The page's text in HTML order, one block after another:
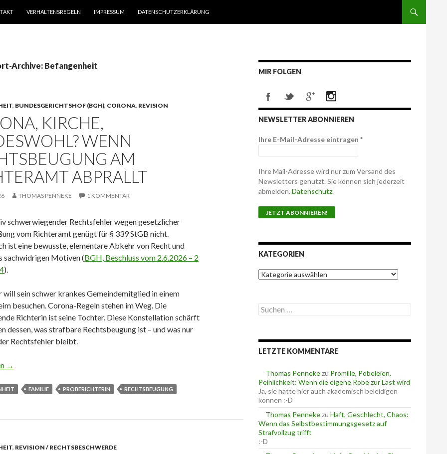
VERHALTENSREGELN IMPRESSUM DATENSCHUTZERKLÄRUNG
Archive: Befangenheit
, BUNDESGERICHTSHOF (BGH), CORONA, REVISION
KIRCHE,
WENN
AM
ABPRALLT
THOMAS PENNEKE 1 KOMMENTAR
schwerwiegender Rechtsfehler wegen gesetzlicher
vom Richteramt genügt für § 339 StGB nicht.
ist eine bewusste, elementare Abkehr von Recht und
sachwidrigen Motiven (BGH, Beschluss vom 2.6.2026 – 2
).
will sein schwer krankes Gemeindemitglied in einem
besuchen. Corona-Regeln stehen im Weg. Die
Richterin ist seine Tochter. Diese Konstellation schärft
dessen, was strafbare Rechtsbeugung ist – und was nur
Rechtsfehler bleibt.
Kindeswohl? Wenn Rechtsbeugung am Richteramt abprallt
→
FAMILIE PROBERICHTERIN RECHTSBEUGUNG
, REVISION / RECHTSBESCHWERDE
MIR FOLGEN
NEWSLETTER ABONNIEREN
Ihre E-Mail-Adresse eintragen *
Ihre Mail-Adresse wird nur zum Versand des
Newsletters genutzt. Sie können sich jederzeit
abmelden. Datenschutz.
KATEGORIEN
K
a
g
o
n
S
u
e
n
c
h
:
LETZTE KOMMENTARE
Thomas Pennekezu Promille, Pöbeleien,
Peinlichkeit: Wenn die eigene Robe zur Last wird
Ja, sie hätte hier auch akademisch beleidigen
können :-D
Thomas Pennekezu Haft, Geschlecht, Chaos:
Wenn das Selbstbestimmungsgesetz auf
Strafvollzug trifft
:-D